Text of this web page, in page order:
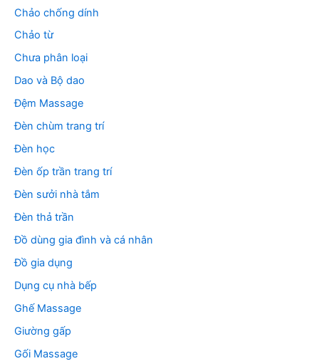
Chảo chống dính
Chảo từ
Chưa phân loại
Dao và Bộ dao
Đệm Massage
Đèn chùm trang trí
Đèn học
Đèn ốp trần trang trí
Đèn sưởi nhà tắm
Đèn thả trần
Đồ dùng gia đình và cá nhân
Đồ gia dụng
Dụng cụ nhà bếp
Ghế Massage
Giường gấp
Gối Massage